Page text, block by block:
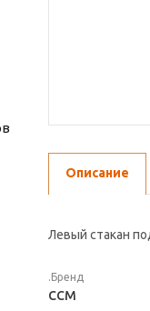
Описание
Левый стакан
.Бренд
CCM